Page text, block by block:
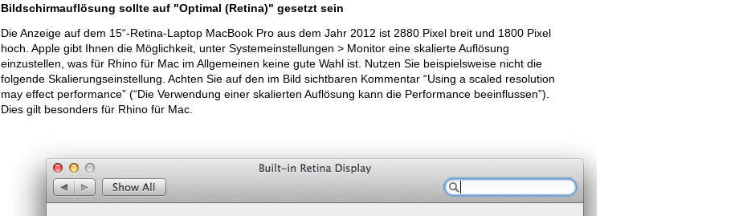
Bildschirmauflösung sollte auf "Optimal (Retina)" gesetzt sein
Die Anzeige auf dem 15“-Retina-Laptop MacBook Pro aus dem Jahr 2012 ist 2880 Pixel breit und 1800 Pixel
hoch. Apple gibt Ihnen die Möglichkeit, unter Systemeinstellungen > Monitor eine skalierte Auflösung
einzustellen, was für Rhino für Mac im Allgemeinen keine gute Wahl ist. Nutzen Sie beispielsweise nicht die
folgende Skalierungseinstellung. Achten Sie auf den im Bild sichtbaren Kommentar “Using a scaled resolution
may effect performance” (“Die Verwendung einer skalierten Auflösung kann die Performance beeinflussen”).
Dies gilt besonders für Rhino für Mac.